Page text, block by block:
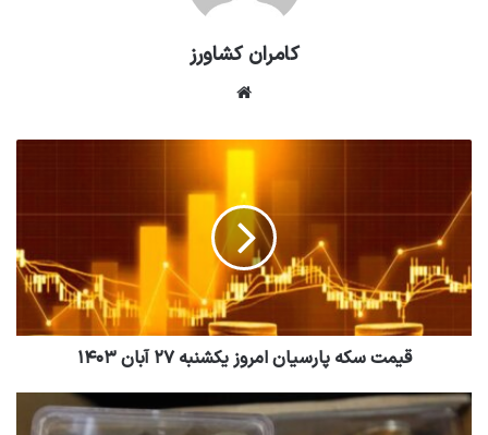
کامران کشاورز
قیمت سکه پارسیان امروز یکشنبه ۲۷ آبان ۱۴۰۳